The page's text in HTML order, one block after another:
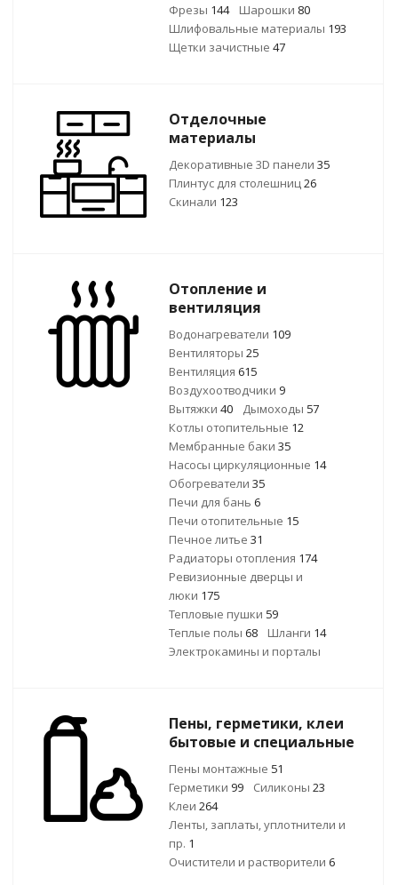
Фрезы 144 Шарошки 80
Шлифовальные материалы 193
Щетки зачистные 47
Отделочные
материалы
Декоративные 3D панели 35
Плинтус для столешниц26
Скинали 123
Отопление и
вентиляция
Водонагреватели 109
Вентиляторы 25
Вентиляция 615
Воздухоотводчики 9
Вытяжки 40 Дымоходы 57
Котлы отопительные 12
Мембранные баки 35
Насосы циркуляционные 14
Обогреватели 35
Печи для бань 6
Печи отопительные 15
Печное литье 31
Радиаторы отопления 174
Ревизионные дверцы и
люки 175
Тепловые пушки 59
Теплые полы 68 Шланги 14
Электрокамины и порталы
Пены, герметики, клеи
бытовые и специальные
Пены монтажные 51
Герметики 99 Силиконы 23
Клеи 264
Ленты, заплаты, уплотнители и
пр. 1
Очистители и растворители 6